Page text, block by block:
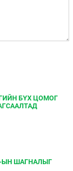
БҮХ ЦОМОГ
ЫН ШАГНАЛЫГ